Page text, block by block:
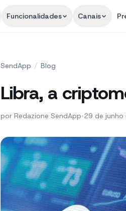
Funcionalidades Canais
SendApp / Blog
Libra, a
por Redazione SendApp•29 de